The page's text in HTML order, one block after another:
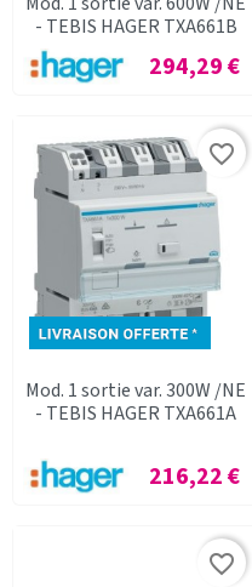
- TEBIS HAGER TXA661B
Prix
294,29 €
Mod. 1 sortie var. 300W /NE
- TEBIS HAGER TXA661A
Prix
216,22 €
favorite_border
favorite_border